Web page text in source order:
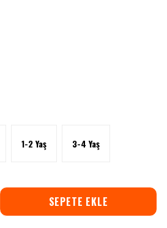
1-2 Yaş 3-4 Yaş
SEPETE EKLE